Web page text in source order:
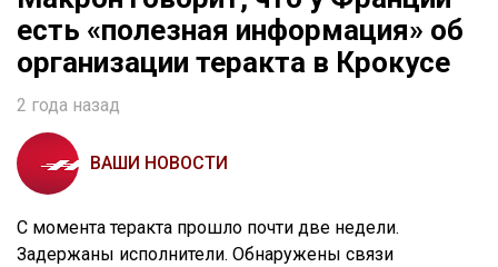
есть «полезная информация» об
организации теракта в Крокусе
2 года назад
ВАШИ НОВОСТИ
С момента теракта прошло почти две недели.
Задержаны исполнители. Обнаружены связи